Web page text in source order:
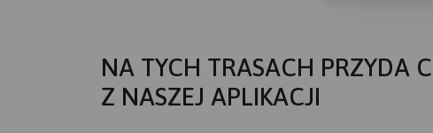
NA TYCH TRASACH PRZYDA
Z NASZEJ APLIKACJI